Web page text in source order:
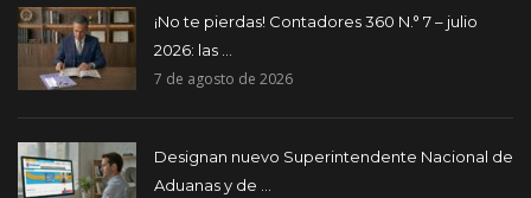
¡No te pierdas! Contadores 360 N.° 7 – julio
2026: las ...
7 de agosto de 2026
Designan nuevo Superintendente Nacional de
Aduanas y de ...